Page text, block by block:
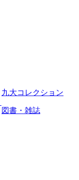
九大コレクション
図書・雑誌